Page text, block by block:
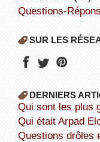
Questions-
SUR LES
DERNIERS
Qui sont les
Qui était Arpad
Questions drôles en direct de Facebook (avec les